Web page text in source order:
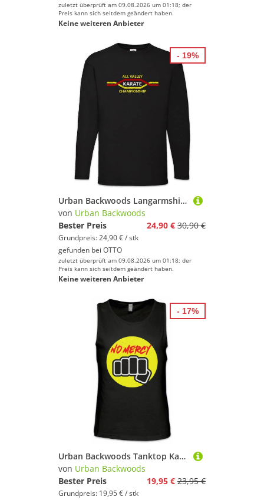
zuletzt überprüft am 09.08.2026 um 01:18; der
Preis kann sich seitdem geändert haben.
Keine weiteren Anbieter
Urban Backwoods Langarmshirt All Valley Karate Championship Langarm T-Shirt Kid Tournament Turnier (1-tlg) Logo Sign Martial Arts
von Urban Backwoods
Bester Preis
24,90 € 30,90 €
Grundpreis: 24,90 € / stk
gefunden bei OTTO
zuletzt überprüft am 09.08.2026 um 01:18; der
Preis kann sich seitdem geändert haben.
Keine weiteren Anbieter
- 19%
Urban Backwoods Tanktop Karate No Mercy Ärmelloses T-Shirt Kid Tournament Turnier Logo Sign Martial Arts Kampfkunst Cobra
von Urban Backwoods
Bester Preis
19,95 € 23,95 €
Grundpreis: 19,95 € / stk
- 17%